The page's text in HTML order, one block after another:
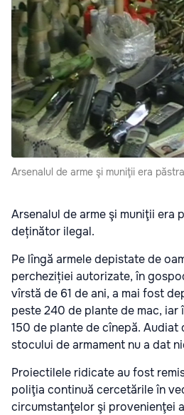
Arsenalul de arme şi muniţii era
Arsenalul de arme şi muniţii era
deținător ilegal.
Pe lîngă armele depistate de
percheziției autorizate, în
vîrstă de 61 de ani, a mai fost
peste 240 de plante de mac, iar
150 de plante de cînepă.
stocului de armament nu a dat
Proiectilele ridicate au fost
poliţia continuă cercetările în
circumstanţelor şi provenienţei